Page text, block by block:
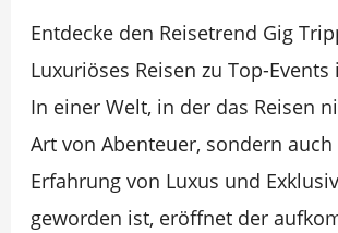
Entdecke den Reisetrend Gig
Luxuriöses Reisen zu Top-Events
In einer Welt, in der das Reisen
Art von Abenteuer, sondern auch
Erfahrung von Luxus und
geworden ist, eröffnet der
und
Festivals
mit
ALPEN
AIR